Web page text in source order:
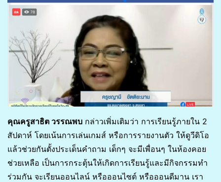
คุณครูสาธิต วรรณพบ กล่าวเพิ่มเติมว่า การเรียนรู้ภายใน 2
สัปดาห์ โดยเน้นการเล่นเกมส์ หรือการรายงานตัว ให้ดูวีดิโอ
แล้วช่วยกันตั้งประเด็นคำถาม เด็กๆ จะมีเพื่อนๆ ในห้องคอย
ช่วยเหลือ เป็นการกระตุ้นให้เกิดการเรียนรู้และมีกิจกรรมทำ
ร่วมกัน จะเรียนออนไลน์ หรือออนไซต์ หรือออนดีมาน เรา